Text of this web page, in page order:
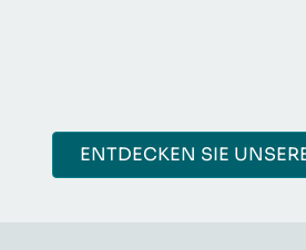
ENTDECKEN SIE